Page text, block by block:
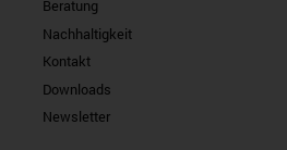
Beratung
Nachhaltigkeit
Kontakt
Downloads
Newsletter